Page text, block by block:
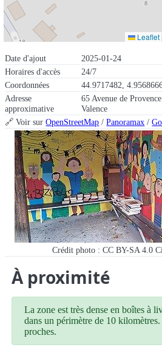
Date d'ajout
2025-01-24
Horaires d'accès
24/7
Coordonnées
44.9717482,
Adresse
approximative
65 Avenue de
Valence
🔗 Voir surOpenStreetMap /Panoramax /
Crédit photo : CC BY-SA 4.0
Leaflet
À proximité
La zone est très dense en boîtes à
dans un périmètre de 10
proches.